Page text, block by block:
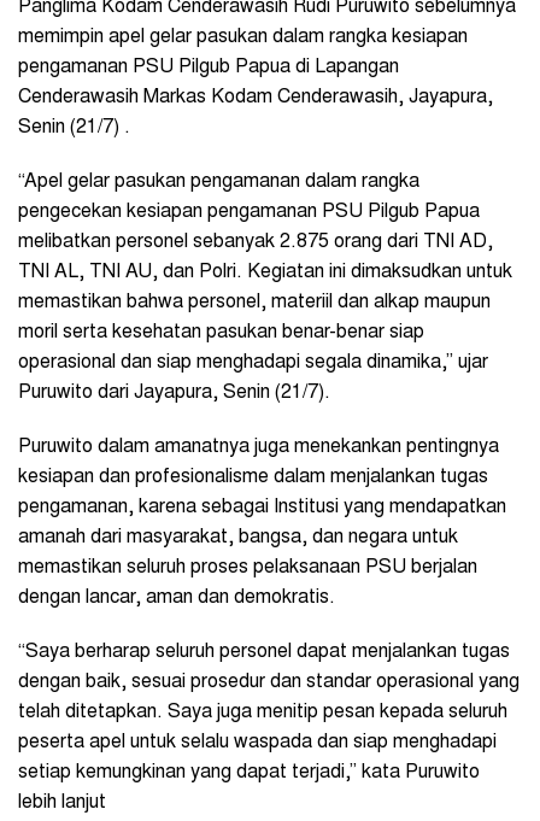
Panglima Kodam Cenderawasih Rudi Puruwito sebelumnya
memimpin apel gelar pasukan dalam rangka kesiapan
pengamanan PSU Pilgub Papua di Lapangan
Cenderawasih Markas Kodam Cenderawasih, Jayapura,
Senin (21/7) .
“Apel gelar pasukan pengamanan dalam rangka
pengecekan kesiapan pengamanan PSU Pilgub Papua
melibatkan personel sebanyak 2.875 orang dari TNI AD,
TNI AL, TNI AU, dan Polri. Kegiatan ini dimaksudkan untuk
memastikan bahwa personel, materiil dan alkap maupun
moril serta kesehatan pasukan benar-benar siap
operasional dan siap menghadapi segala dinamika,” ujar
Puruwito dari Jayapura, Senin (21/7).
Puruwito dalam amanatnya juga menekankan pentingnya
kesiapan dan profesionalisme dalam menjalankan tugas
pengamanan, karena sebagai Institusi yang mendapatkan
amanah dari masyarakat, bangsa, dan negara untuk
memastikan seluruh proses pelaksanaan PSU berjalan
dengan lancar, aman dan demokratis.
“Saya berharap seluruh personel dapat menjalankan tugas
dengan baik, sesuai prosedur dan standar operasional yang
telah ditetapkan. Saya juga menitip pesan kepada seluruh
peserta apel untuk selalu waspada dan siap menghadapi
setiap kemungkinan yang dapat terjadi,” kata Puruwito
lebih lanjut